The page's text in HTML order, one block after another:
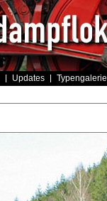
Updates Typengalerie